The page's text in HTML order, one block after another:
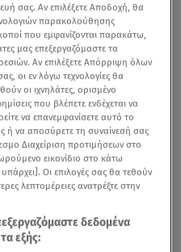
σας. Αν επιλέξετε Αποδοχή, θα
παρακολούθησης
που εμφανίζονται παρακάτω,
μας επεξεργαζόμαστε τα
Αν επιλέξετε Απόρριψη όλων
οι εν λόγω τεχνολογίες θα
οι ιχνηλάτες, ορισμένο
που βλέπετε ενδέχεται να
να επανεμφανίσετε αυτό το
ή να αποσύρετε τη συναίνεσή σας
Διαχείριση προτιμήσεων στο
εικονίδιο στο κάτω
Οι επιλογές σας θα τεθούν
λεπτομέρειες ανατρέξτε στην
δεδομένα
εξής: